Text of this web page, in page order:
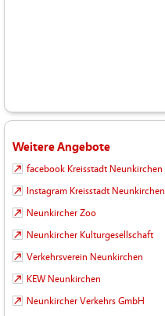
Weitere Angebote
facebook Kreisstadt Neunkirchen
Instagram Kreisstadt Neunkirchen
Neunkircher Zoo
Neunkircher Kulturgesellschaft
Verkehrsverein Neunkirchen
KEW Neunkirchen
Neunkircher Verkehrs GmbH